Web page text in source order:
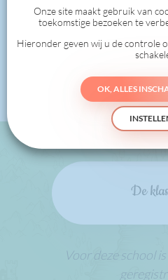
0
De
Voor deze school
Onze site maakt gebruik van
toekomstige bezoeken te
Hieronder geven wij u de controle
OK, ALLES